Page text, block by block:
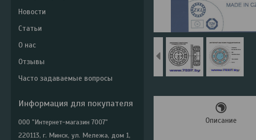
Описание
Новости
Статьи
О нас
Отзывы
Часто задаваемые вопросы
Информация для покупателя
ООО "Интернет-магазин 7007"
220113, г. Минск, ул. Мележа, дом 1,